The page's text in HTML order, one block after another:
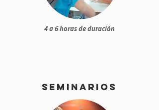
4 a 6 horas de duración
seminarios